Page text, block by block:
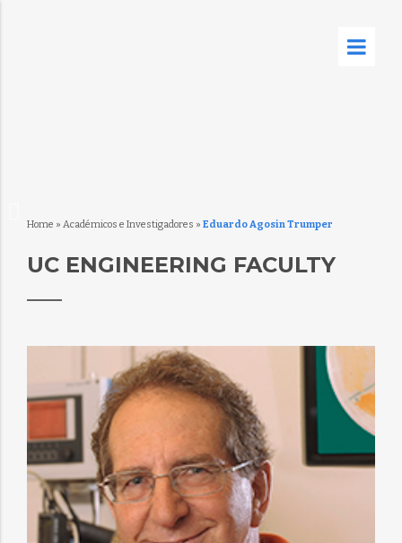
Home » Académicos e Investigadores » Eduardo Agosin Trumper
UC ENGINEERING FACULTY